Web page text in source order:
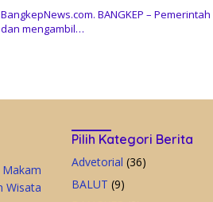
BangkepNews.com. BANGKEP –
dan mengambil…
Pilih Kategori Berita
Advetorial (36)
BALUT (9)